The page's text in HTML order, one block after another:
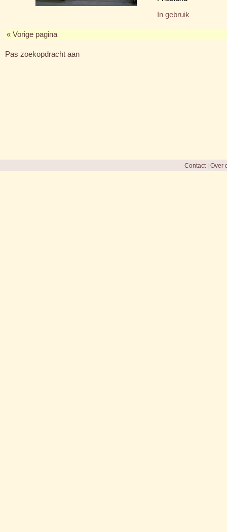
In gebruik
« Vorige pagina
Pas zoekopdracht aan
Contact| Over